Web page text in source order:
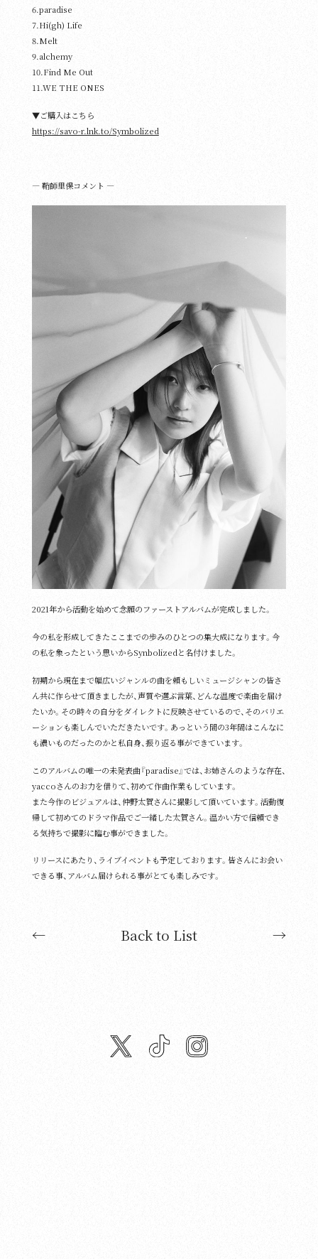
6.paradise
7.Hi(gh) Life
8.Melt
9.alchemy
10.Find Me Out
11.WE THE ONES
▼ご購入はこちら
https://savo-r.lnk.to/Symbolized
― 鞘師里保コメント ―
2021年から活動を始めて念願のファーストアルバムが完成しました。
今の私を形成してきたここまでの歩みのひとつの集大成になります。今
の私を象ったという思いからSynbolizedと名付けました。
初期から現在まで幅広いジャンルの曲を頼もしいミュージシャンの皆さ
ん共に作らせて頂きましたが、声質や選ぶ言葉、どんな温度で楽曲を届け
たいか。その時々の自分をダイレクトに反映させているので、そのバリエ
ーションも楽しんでいただきたいです。あっという間の3年間はこんなに
も濃いものだったのかと私自身、振り返る事ができています。
このアルバムの唯一の未発表曲『paradise』では、お姉さんのような存在、
yaccoさんのお力を借りて、初めて作曲作業もしています。
また今作のビジュアルは、仲野太賀さんに撮影して頂いています。活動復
帰して初めてのドラマ作品でご一緒した太賀さん。温かい方で信頼でき
る気持ちで撮影に臨む事ができました。
リリースにあたり、ライブイベントも予定しております。皆さんにお会い
できる事、アルバム届けられる事がとても楽しみです。
← Back to List →